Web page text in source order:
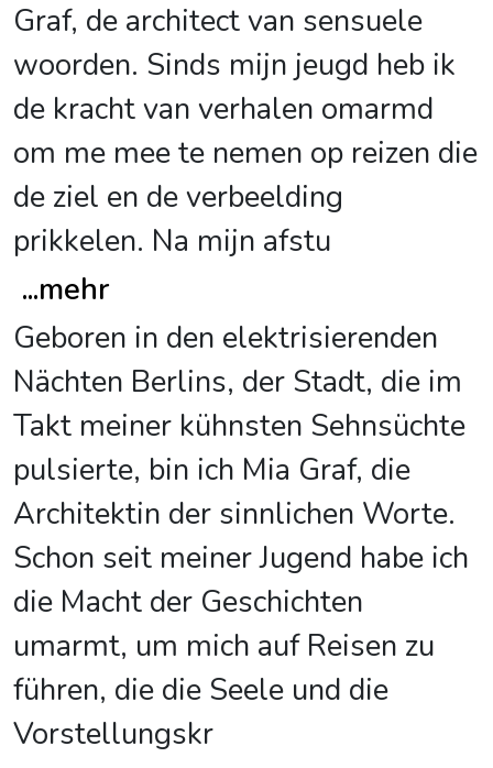
Graf, de architect van sensuele
woorden. Sinds mijn jeugd heb ik
de kracht van verhalen omarmd
om me mee te nemen op reizen die
de ziel en de verbeelding
prikkelen. Na mijn afstu
...mehr
Geboren in den elektrisierenden
Nächten Berlins, der Stadt, die im
Takt meiner kühnsten Sehnsüchte
pulsierte, bin ich Mia Graf, die
Architektin der sinnlichen Worte.
Schon seit meiner Jugend habe ich
die Macht der Geschichten
umarmt, um mich auf Reisen zu
führen, die die Seele und die
Vorstellungskr